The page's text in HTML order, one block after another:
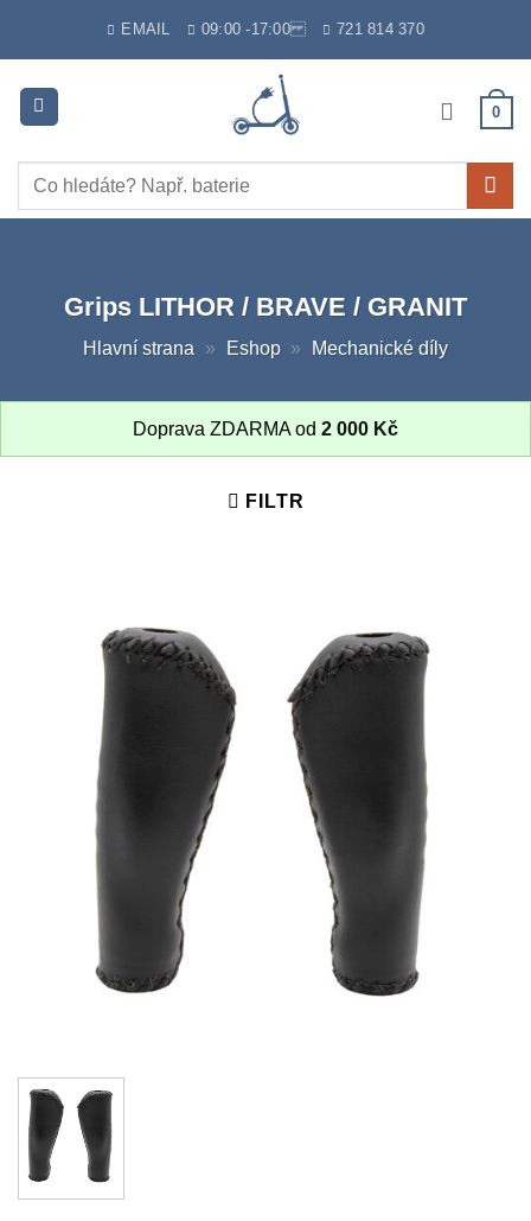
EMAIL 09:00 -17:00 721 814 370
0
Hledat:
Grips LITHOR / BRAVE / GRANIT
Hlavní strana » Eshop » Mechanické díly
Doprava ZDARMA od 2 000 Kč
FILTR